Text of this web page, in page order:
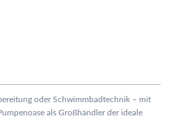
oder Schwimmbadtechnik – mit
als Großhändler der ideale